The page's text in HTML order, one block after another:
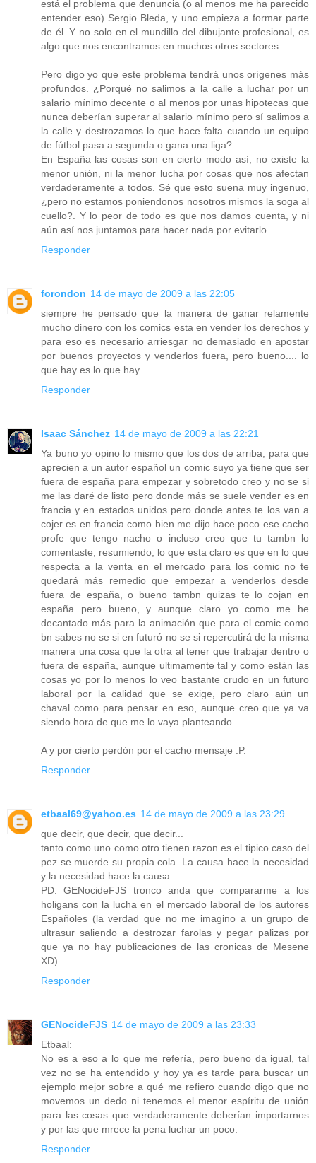
está el problema que denuncia (o al menos me ha parecido
entender eso) Sergio Bleda, y uno empieza a formar parte
de él. Y no solo en el mundillo del dibujante profesional, es
algo que nos encontramos en muchos otros sectores.
Pero digo yo que este problema tendrá unos orígenes más
profundos. ¿Porqué no salimos a la calle a luchar por un
salario mínimo decente o al menos por unas hipotecas que
nunca deberían superar al salario mínimo pero sí salimos a
la calle y destrozamos lo que hace falta cuando un equipo
de fútbol pasa a segunda o gana una liga?.
En España las cosas son en cierto modo así, no existe la
menor unión, ni la menor lucha por cosas que nos afectan
verdaderamente a todos. Sé que esto suena muy ingenuo,
¿pero no estamos poniendonos nosotros mismos la soga al
cuello?. Y lo peor de todo es que nos damos cuenta, y ni
aún así nos juntamos para hacer nada por evitarlo.
Responder
forondon 14 de mayo de 2009 a las 22:05
siempre he pensado que la manera de ganar relamente
mucho dinero con los comics esta en vender los derechos y
para eso es necesario arriesgar no demasiado en apostar
por buenos proyectos y venderlos fuera, pero bueno.... lo
que hay es lo que hay.
Responder
Isaac Sánchez 14 de mayo de 2009 a las 22:21
Ya buno yo opino lo mismo que los dos de arriba, para que
aprecien a un autor español un comic suyo ya tiene que ser
fuera de españa para empezar y sobretodo creo y no se si
me las daré de listo pero donde más se suele vender es en
francia y en estados unidos pero donde antes te los van a
cojer es en francia como bien me dijo hace poco ese cacho
profe que tengo nacho o incluso creo que tu tambn lo
comentaste, resumiendo, lo que esta claro es que en lo que
respecta a la venta en el mercado para los comic no te
quedará más remedio que empezar a venderlos desde
fuera de españa, o bueno tambn quizas te lo cojan en
españa pero bueno, y aunque claro yo como me he
decantado más para la animación que para el comic como
bn sabes no se si en futuró no se si repercutirá de la misma
manera una cosa que la otra al tener que trabajar dentro o
fuera de españa, aunque ultimamente tal y como están las
cosas yo por lo menos lo veo bastante crudo en un futuro
laboral por la calidad que se exige, pero claro aún un
chaval como para pensar en eso, aunque creo que ya va
siendo hora de que me lo vaya planteando.
A y por cierto perdón por el cacho mensaje :P.
Responder
etbaal69@yahoo.es 14 de mayo de 2009 a las 23:29
que decir, que decir, que decir...
tanto como uno como otro tienen razon es el tipico caso del
pez se muerde su propia cola. La causa hace la necesidad
y la necesidad hace la causa.
PD: GENocideFJS tronco anda que compararme a los
holigans con la lucha en el mercado laboral de los autores
Españoles (la verdad que no me imagino a un grupo de
ultrasur saliendo a destrozar farolas y pegar palizas por
que ya no hay publicaciones de las cronicas de Mesene
XD)
Responder
GENocideFJS 14 de mayo de 2009 a las 23:33
Etbaal:
No es a eso a lo que me refería, pero bueno da igual, tal
vez no se ha entendido y hoy ya es tarde para buscar un
ejemplo mejor sobre a qué me refiero cuando digo que no
movemos un dedo ni tenemos el menor espíritu de unión
para las cosas que verdaderamente deberían importarnos
y por las que mrece la pena luchar un poco.
Responder